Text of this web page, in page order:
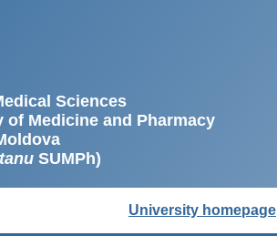
Sciences
Medicine and Pharmacy
SUMPh)
University homepage